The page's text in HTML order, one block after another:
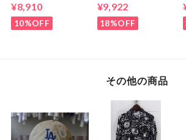
KAWAMURA BEAR
TEE
¥8,910
10%OFF
¥9,922
18%OFF
その他の商品